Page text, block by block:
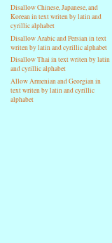
Disallow Chinese, Japanese, and
Korean in text writen by latin and
cyrillic alphabet
Disallow Arabic and Persian in text
writen by latin and cyrillic alphabet
Disallow Thai in text writen by latin
and cyrillic alphabet
Allow Armenian and Georgian in
text writen by latin and cyrillic
alphabet